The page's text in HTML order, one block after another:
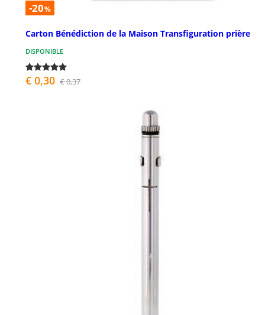
-20%
Carton Bénédiction de la Maison Transfiguration prière
DISPONIBLE
€ 0,30 € 0,37